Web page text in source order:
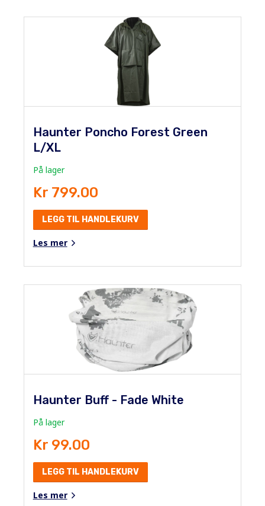
Haunter Poncho Forest Green
L/XL
På lager
Kr 799.00
LEGG TIL HANDLEKURV
Les mer
Haunter Buff - Fade White
På lager
Kr 99.00
LEGG TIL HANDLEKURV
Les mer